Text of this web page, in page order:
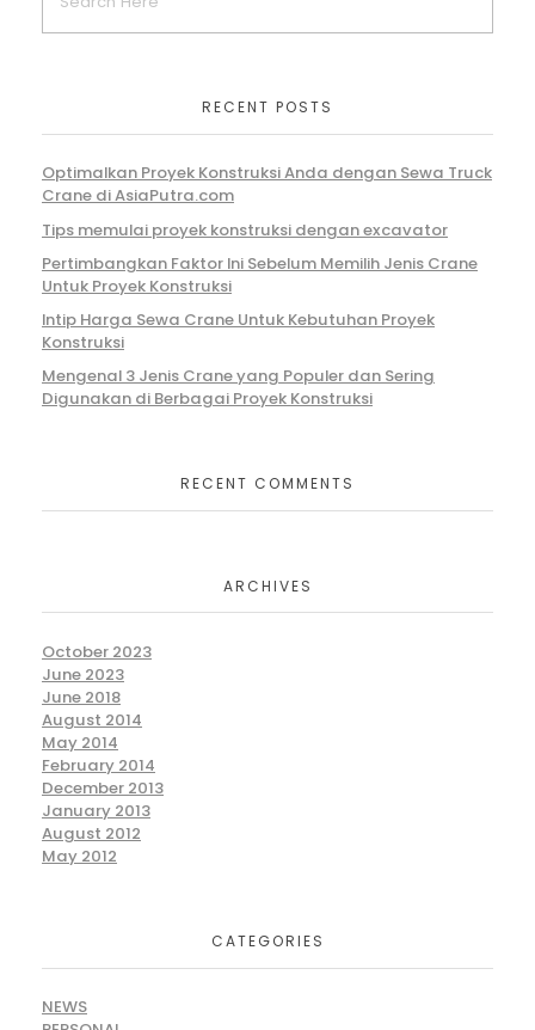
RECENT POSTS
Optimalkan Proyek Konstruksi Anda dengan Sewa Truck
Crane di AsiaPutra.com
Tips memulai proyek konstruksi dengan excavator
Pertimbangkan Faktor Ini Sebelum Memilih Jenis Crane
Untuk Proyek Konstruksi
Intip Harga Sewa Crane Untuk Kebutuhan Proyek
Konstruksi
Mengenal 3 Jenis Crane yang Populer dan Sering
Digunakan di Berbagai Proyek Konstruksi
RECENT COMMENTS
ARCHIVES
October 2023
June 2023
June 2018
August 2014
May 2014
February 2014
December 2013
January 2013
August 2012
May 2012
CATEGORIES
NEWS